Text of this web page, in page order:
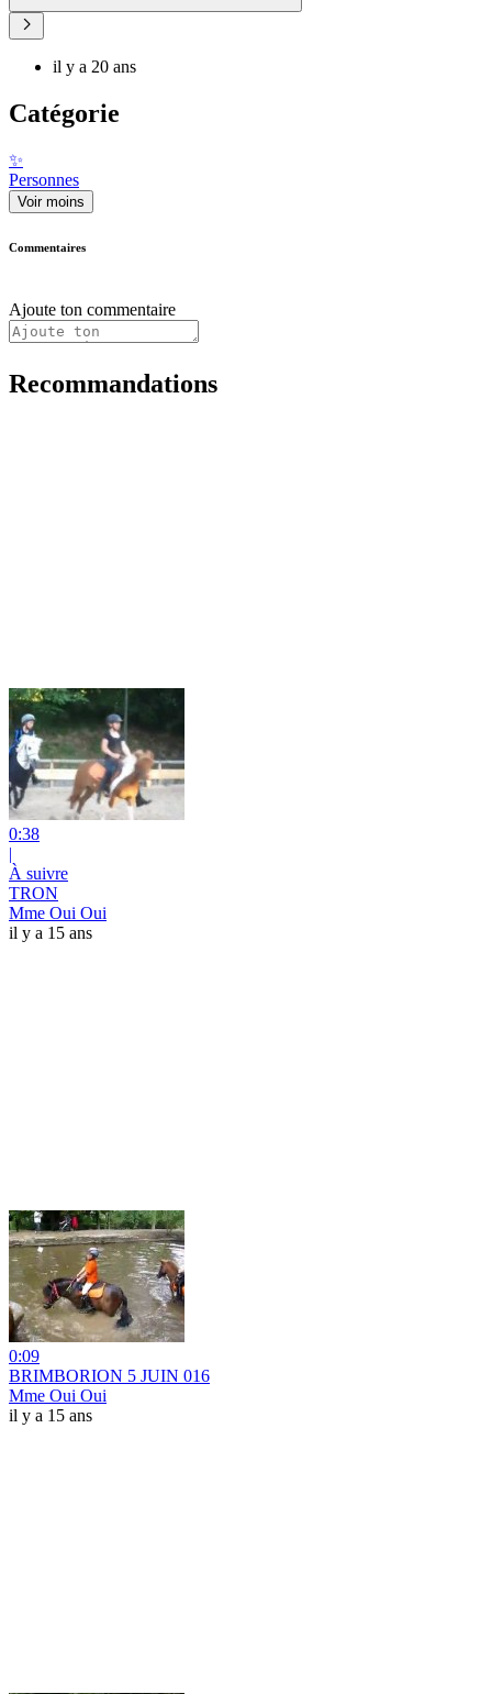
il y a 20 ans
Catégorie
✨
Personnes
Voir moins
Commentaires
Ajoute ton commentaire
Recommandations
0:38
|
À suivre
TRON
Mme Oui Oui
il y a 15 ans
0:09
BRIMBORION 5 JUIN 016
Mme Oui Oui
il y a 15 ans